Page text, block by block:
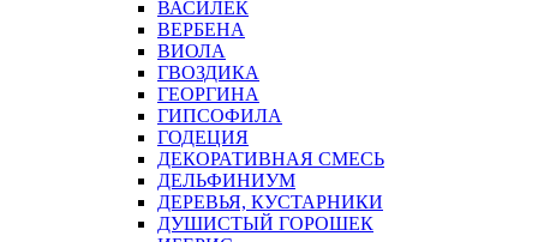
ВАСИЛЕК
ВЕРБЕНА
ВИОЛА
ГВОЗДИКА
ГЕОРГИНА
ГИПСОФИЛА
ГОДЕЦИЯ
ДЕКОРАТИВНАЯ СМЕСЬ
ДЕЛЬФИНИУМ
ДЕРЕВЬЯ, КУСТАРНИКИ
ДУШИСТЫЙ ГОРОШЕК